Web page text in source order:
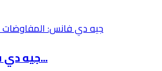
جيه دي فانس: المفاوضات مع إيران معقدة ونظامها...